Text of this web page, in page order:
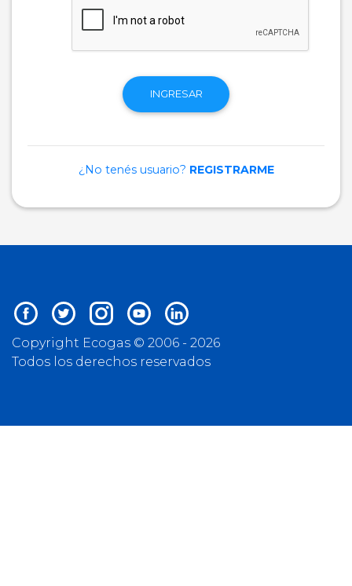
INGRESAR
¿No tenés usuario? REGISTRARME
Copyright Ecogas © 2006 - 2026
Todos los derechos reservados